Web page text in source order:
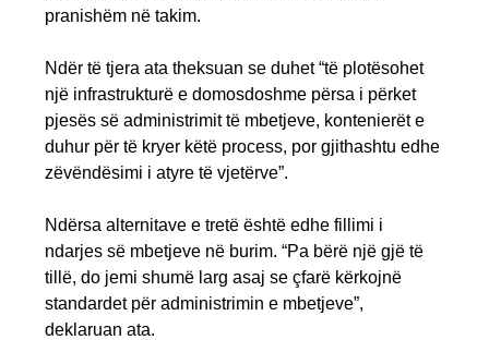
pranishëm në takim.
Ndër të tjera ata theksuan se duhet “të plotësohet
një infrastrukturë e domosdoshme përsa i përket
pjesës së administrimit të mbetjeve, kontenierët e
duhur për të kryer këtë process, por gjithashtu edhe
zëvëndësimi i atyre të vjetërve”.
Ndërsa alternitave e tretë është edhe fillimi i
ndarjes së mbetjeve në burim. “Pa bërë një gjë të
tillë, do jemi shumë larg asaj se çfarë kërkojnë
standardet për administrimin e mbetjeve”,
deklaruan ata.